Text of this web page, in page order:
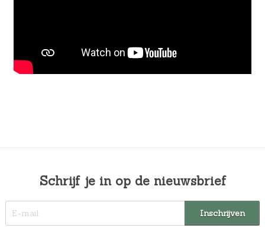
Schrijf je in op de nieuwsbrief